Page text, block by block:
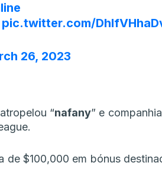
pic.twitter.com/
26, 2023
“nafany” e
de $100,000 em bónus